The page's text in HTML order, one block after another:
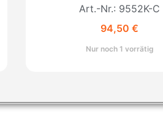
Art.-Nr.: 9552K-C
94,50 €
Nur noch 1 vorrätig